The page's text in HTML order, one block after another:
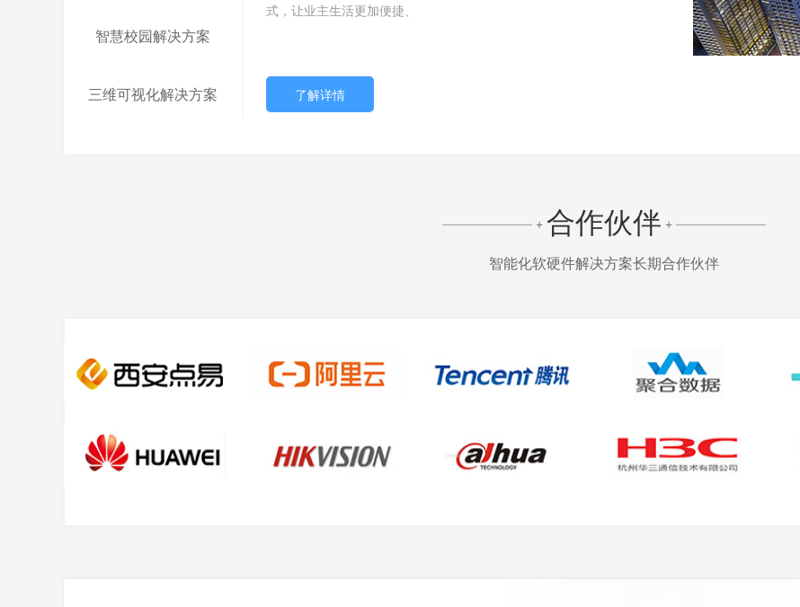
智慧校园解决方案
三维可视化解决方案
式，让业主生活更加便捷、
了解详情
于群组的设备分权、分域、
了解详情
接口统一起来，采用BAC
了解详情
管理进行洞察和预测的智慧学习
了解详情
上主流监测设备以及物联网传
了解详情
+ 合作伙伴 +
智能化软硬件解决方案长期合作伙伴